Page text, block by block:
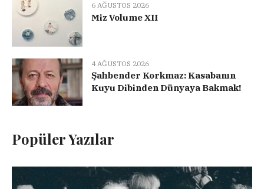
6 AĞUSTOS 2026
Miz Volume XII
4 AĞUSTOS 2026
Şahbender Korkmaz: Kasabanın
Kuyu Dibinden Dünyaya Bakmak!
Popüler Yazılar